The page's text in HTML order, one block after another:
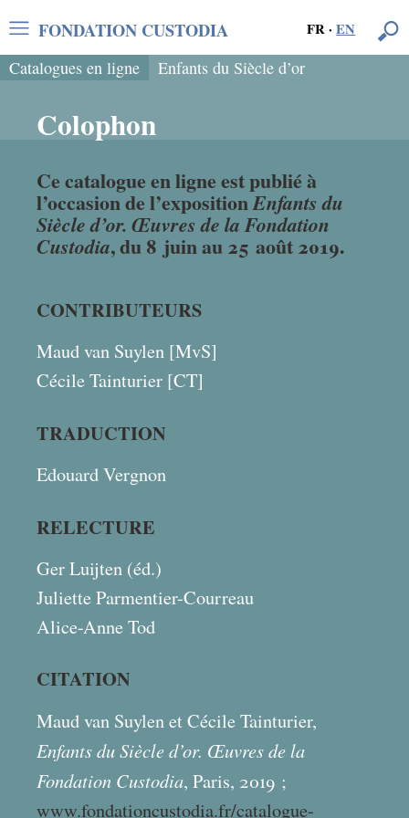
FR·EN
FONDATION CUSTODIA
Catalogues en ligne Enfants du Siècle d’or
Colophon
Ce catalogue en ligne est publié à
l’occasion de l’expositionEnfants du
Siècle d’or. Œuvres de la Fondation
Custodia, du 8 juin au 25 août 2019.
CONTRIBUTEURS
Maud van Suylen [MvS]
Cécile Tainturier [CT]
TRADUCTION
Edouard Vergnon
RELECTURE
Ger Luijten (éd.)
Juliette Parmentier-Courreau
Alice-Anne Tod
CITATION
Maud van Suylen et Cécile Tainturier,
Enfants du Siècle d’or. Œuvres de la
Fondation Custodia, Paris, 2019 ;
www.fondationcustodia.fr/catalogue-